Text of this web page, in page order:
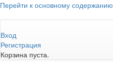
Перейти к основному содержанию
Вход
Регистрация
Корзина пуста.